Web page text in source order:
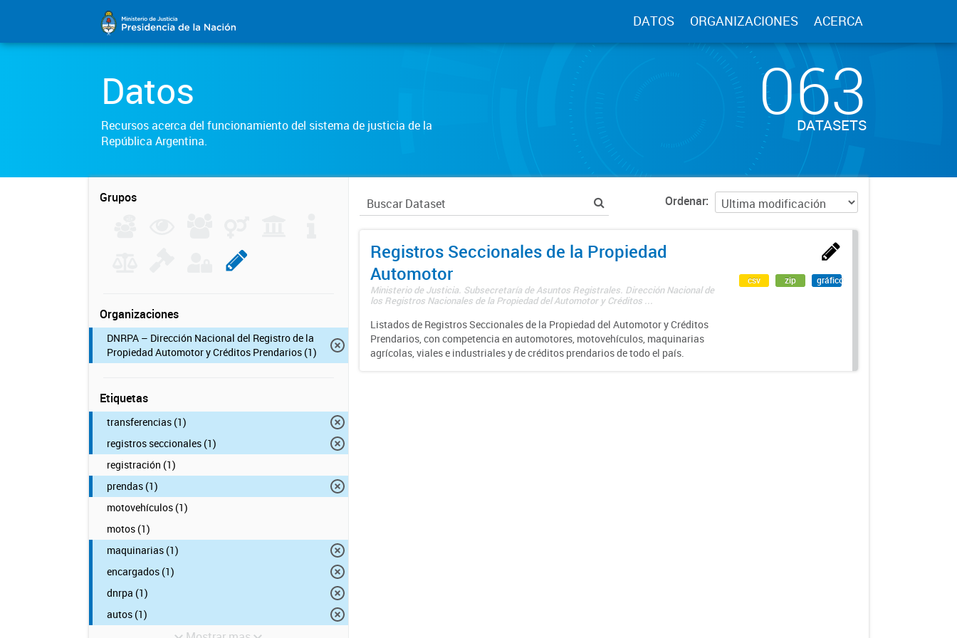
DATOS ORGANIZACIONES ACERCA
Datos
Recursos acerca del funcionamiento del sistema de justicia de la
República Argentina.
063
DATASETS
Grupos
Organizaciones
DNRPA – Dirección Nacional del Registro de la
Propiedad Automotor y Créditos Prendarios (1)
Etiquetas
transferencias (1)
registros seccionales (1)
registración (1)
prendas (1)
motovehículos (1)
motos (1)
maquinarias (1)
encargados (1)
dnrpa (1)
autos (1)
Ordenar
Registros Seccionales de la Propiedad
Automotor
Ministerio de Justicia. Subsecretaría de Asuntos Registrales. Dirección Nacional de
los Registros Nacionales de la Propiedad del Automotor y Créditos ...
Listados de Registros Seccionales de la Propiedad del Automotor y Créditos
Prendarios, con competencia en automotores, motovehículos, maquinarias
agrícolas, viales e industriales y de créditos prendarios de todo el país.
csv zip gráfico